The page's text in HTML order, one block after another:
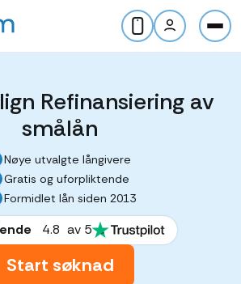
Refinansiering av
smålån
Nøye utvalgte långivere
Gratis og uforpliktende
Formidlet lån siden 2013
4.8 av 5
Start søknad